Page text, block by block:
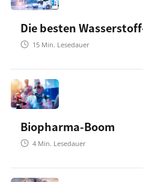
Die besten
15 Min. Lesedauer
Biopharma-Boom
4 Min. Lesedauer